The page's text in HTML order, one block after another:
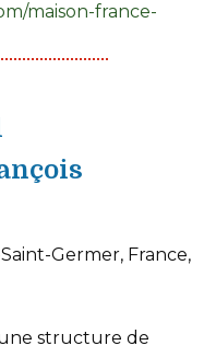
maison-france-
Germer, France,
une structure de